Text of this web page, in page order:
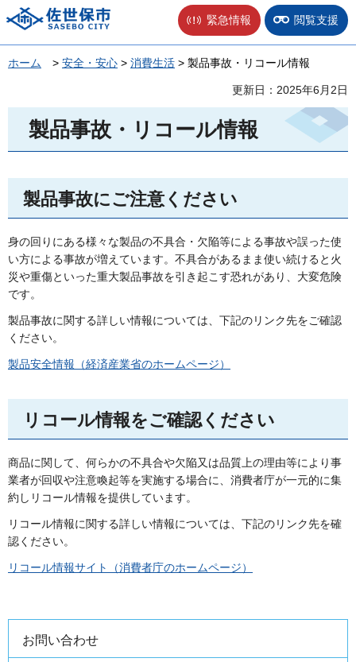
佐世保市 緊急情報 閲覧支援
ホーム > 安全・安心 > 消費生活 > 製品事故・リコール情報
更新日：2025年6月2日
製品事故・リコール情報
製品事故にご注意ください
身の回りにある様々な製品の不具合・欠陥等による事故や誤った使
い方による事故が増えています。不具合があるまま使い続けると火
災や重傷といった重大製品事故を引き起こす恐れがあり、大変危険
です。
製品事故に関する詳しい情報については、下記のリンク先をご確認
ください。
製品安全情報（経済産業省のホームページ）
リコール情報をご確認ください
商品に関して、何らかの不具合や欠陥又は品質上の理由等により事
業者が回収や注意喚起等を実施する場合に、消費者庁が一元的に集
約しリコール情報を提供しています。
リコール情報に関する詳しい情報については、下記のリンク先を確
認ください。
リコール情報サイト（消費者庁のホームページ）
お問い合わせ